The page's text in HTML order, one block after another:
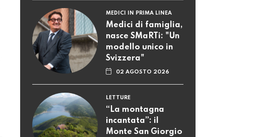
MEDICI IN PRIMA LINEA
Medici di famiglia,
nasce SMaRTi: "Un
modello unico in
Svizzera"
02 AGOSTO 2026
LETTURE
“La montagna
incantata”: il
Monte San Giorgio